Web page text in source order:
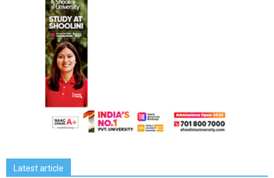
Latest article